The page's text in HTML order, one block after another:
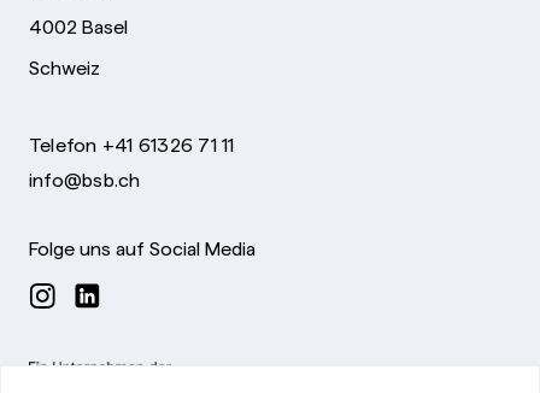
4002 Basel
Schweiz
Telefon +41 61326 71 11
info@bsb.ch
Folge uns auf Social Media